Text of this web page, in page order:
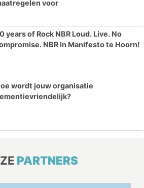
voor
years of Rock NBR Loud. Live. No
NBR in Manifesto te Hoorn!
wordt jouw organisatie
PARTNERS